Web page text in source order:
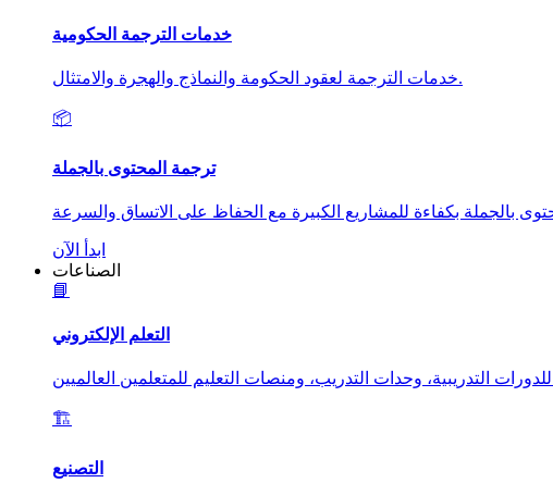
خدمات الترجمة الحكومية
خدمات الترجمة لعقود الحكومة والنماذج والهجرة والامتثال.
📦
ترجمة المحتوى بالجملة
ابدأ الآن
الصناعات
📘
التعلم الإلكتروني
🏗️
التصنيع